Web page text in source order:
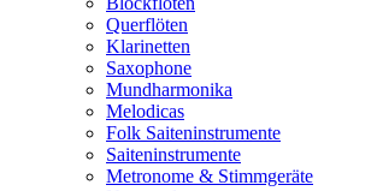
Querflöten
Klarinetten
Saxophone
Mundharmonika
Melodicas
Folk Saiteninstrumente
Saiteninstrumente
Metronome & Stimmgeräte